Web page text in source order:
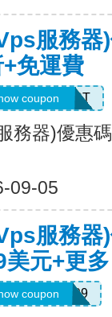
服務器
免運費
SERVERHOST
coupon
務器)優惠
09-05
服務器
元+更多
WELCOME999
coupon